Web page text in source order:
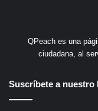
QPeach es una
ciudadana, al
Suscríbete a nuestro